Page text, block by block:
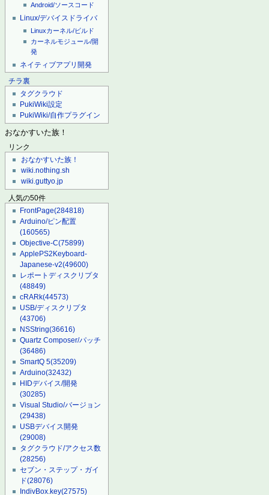
Android/ソースコード
Linux/デバイスドライバ
Linuxカーネル/ビルド
カーネルモジュール/開
発
ネイティブアプリ開発
チラ裏
タグクラウド
PukiWiki設定
PukiWiki/自作プラグイン
おなかすいた族！
リンク
おなかすいた族！
wiki.nothing.sh
wiki.guttyo.jp
人気の50件
FrontPage(284818)
Arduino/ピン配置
(160565)
Objective-C(75899)
ApplePS2Keyboard-
Japanese-v2(49600)
レポートディスクリプタ
(48849)
cRARk(44573)
USB/ディスクリプタ
(43706)
NSString(36616)
Quartz Composer/パッチ
(36486)
SmartQ 5(35209)
Arduino(32432)
HIDデバイス/開発
(30285)
Visual Studio/バージョン
(29438)
USBデバイス開発
(29008)
タグクラウド/アクセス数
(28256)
セブン・ステップ・ガイ
ド(28076)
IndivBox.key(27575)